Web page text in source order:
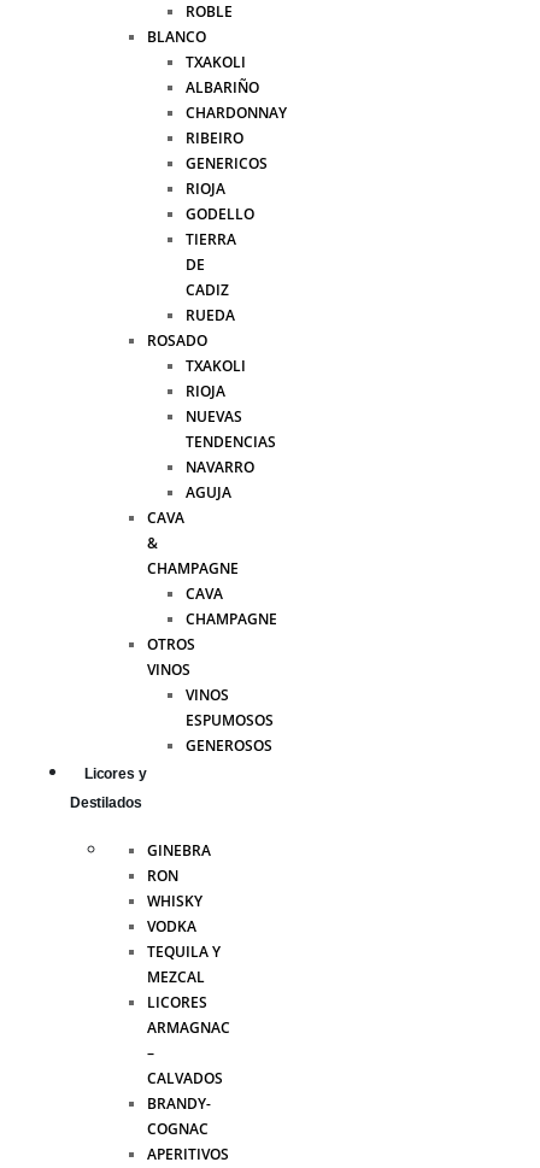
ROBLE
BLANCO
TXAKOLI
ALBARIÑO
CHARDONNAY
RIBEIRO
GENERICOS
RIOJA
GODELLO
TIERRA
DE
CADIZ
RUEDA
ROSADO
TXAKOLI
RIOJA
NUEVAS
TENDENCIAS
NAVARRO
AGUJA
CAVA
&
CHAMPAGNE
CAVA
CHAMPAGNE
OTROS
VINOS
VINOS
ESPUMOSOS
GENEROSOS
Licores y
Destilados
GINEBRA
RON
WHISKY
VODKA
TEQUILA Y
MEZCAL
LICORES
ARMAGNAC
–
CALVADOS
BRANDY-
COGNAC
APERITIVOS